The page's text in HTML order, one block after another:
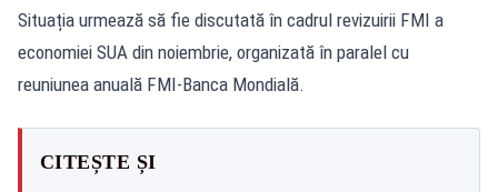
Situația urmează să fie discutată în cadrul revizuirii FMI a
economiei SUA din noiembrie, organizată în paralel cu
reuniunea anuală FMI-Banca Mondială.
CITEȘTE ȘI